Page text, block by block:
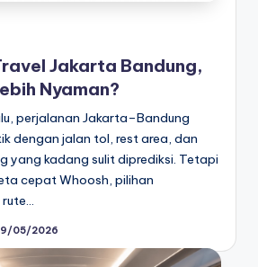
Jakarta Bandung,
Nyaman?
perjalanan Jakarta–Bandung
dengan jalan tol, rest area, dan
yang kadang sulit diprediksi. Tetapi
cepat Whoosh, pilihan
05/2026